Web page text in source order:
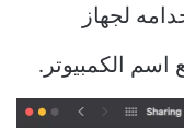
لجهاز
اسم الكمبيوتر.